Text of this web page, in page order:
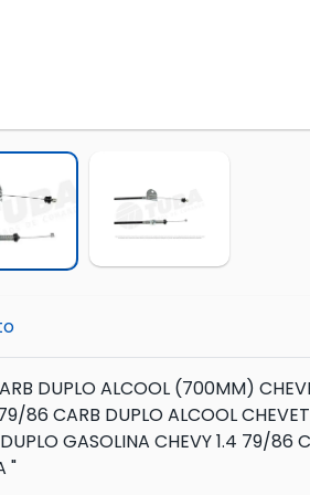
DUPLO ALCOOL (700MM)
86 CARB DUPLO ALCOOL
GASOLINA CHEVY 1.4 79/86
"